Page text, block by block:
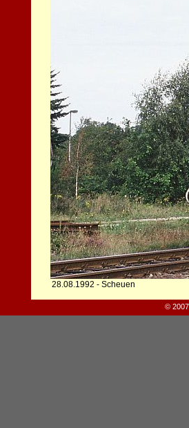
28.08.1992 - Scheuen
©